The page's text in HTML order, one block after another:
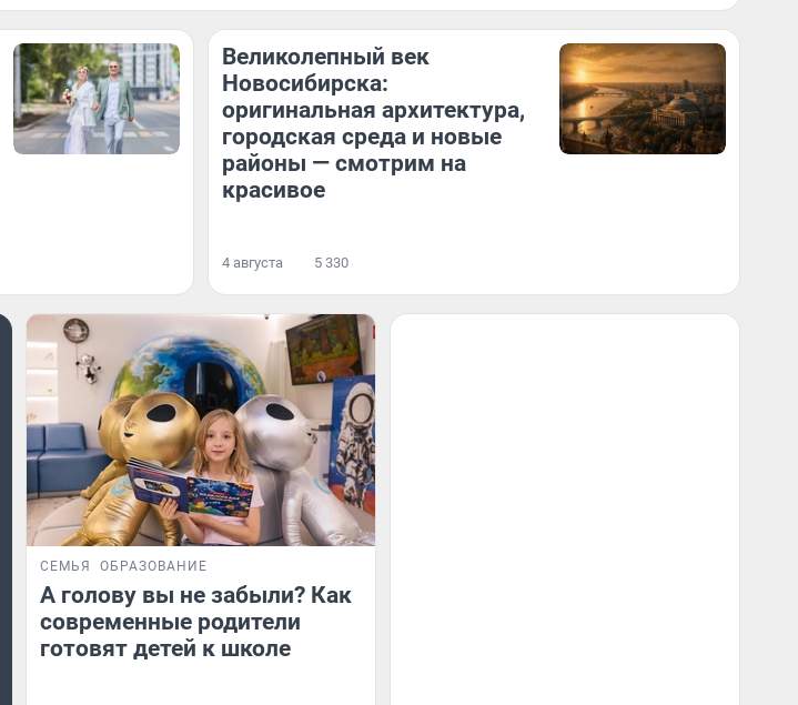
Великолепный век
Новосибирска:
оригинальная архитектура,
городская среда и новые
районы — смотрим на
красивое
4 августа 5 330
СЕМЬЯ ОБРАЗОВАНИЕ
А голову вы не забыли? Как
современные родители
готовят детей к школе